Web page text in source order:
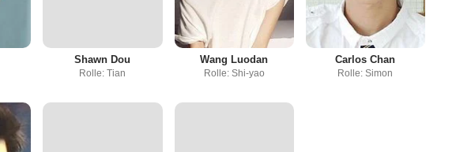
Shawn Dou
Rolle: Tian
Wang Luodan
Rolle: Shi-yao
Carlos Chan
Rolle: Simon